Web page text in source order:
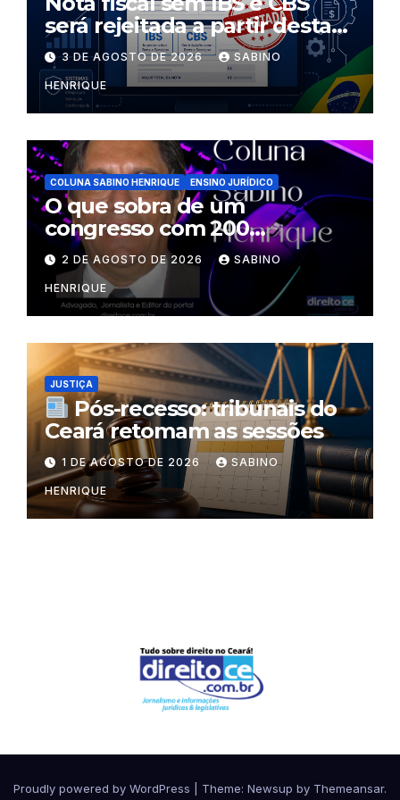
será rejeitada a partir desta
segunda-feira
3 DE AGOSTO DE 2026 SABINO
HENRIQUE
COLUNA SABINO HENRIQUE ENSINO JURÍDICO
O que sobra de um
congresso com 200
palestrantes?
2 DE AGOSTO DE 2026 SABINO
HENRIQUE
JUSTIÇA
Pós-recesso: tribunais do
Ceará retomam as sessões
1 DE AGOSTO DE 2026 SABINO
HENRIQUE
Proudly powered by WordPress Theme: Newsup by Themeansar.